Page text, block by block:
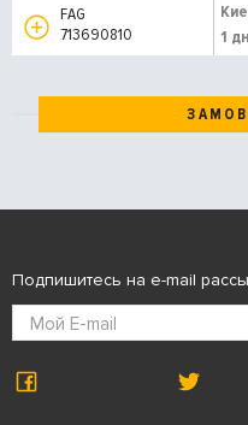
FAG
713690810
1
Подпишитесь на e-mail